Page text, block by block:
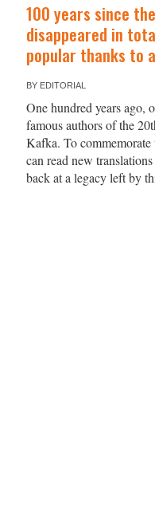
100 years since
disappeared in
popular thanks to
BY EDITORIAL
One hundred years ago,
famous authors of the
Kafka. To
can read new
back at a legacy left by